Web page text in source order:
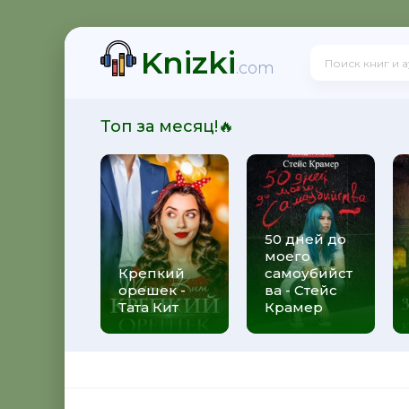
Knizki.com
Топ за месяц!🔥
Крепкий
орешек -
Тата Кит
50 дней до
моего
самоубийст
ва - Стейс
Крамер
- Лорет Энн Уайт